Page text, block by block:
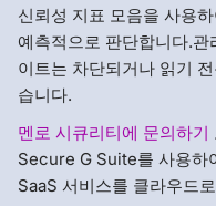
신뢰성 지표 모음을 사용
예측적으로 판단합니다.
이트는 차단되거나 읽기
습니다.
멘로 시큐리티에 문의하기
Secure G Suite를 사용하
SaaS 서비스를 클라우드